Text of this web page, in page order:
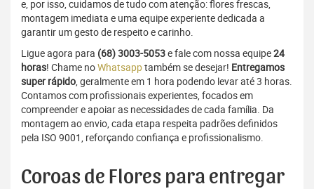
e, por isso, cuidamos de tudo com atenção: flores frescas,
montagem imediata e uma equipe experiente dedicada a
garantir um gesto de respeito e carinho.
Ligue agora para (68) 3003-5053e fale com nossa equipe24
horas! Chame noWhatsapptambém se desejar! Entregamos
super rápido, geralmente em 1 hora podendo levar até 3 horas.
Contamos com profissionais experientes, focados em
compreender e apoiar as necessidades de cada família. Da
montagem ao envio, cada etapa respeita padrões definidos
pela ISO 9001, reforçando confiança e profissionalismo.
Coroas de Flores para entregar